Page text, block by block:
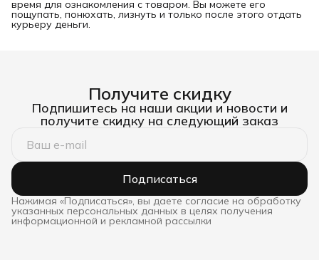
время для ознакомления с товаром. Вы можете его
пощупать, понюхать, лизнуть и только после этого отдать
курьеру деньги.
Получите скидку
Подпишитесь на наши акции и новости и
получите скидку на следующий заказ
Подписаться
Нажимая «Подписаться», вы даете согласие на обработку
указанных персональных данных в целях получения
информационной и рекламной рассылки